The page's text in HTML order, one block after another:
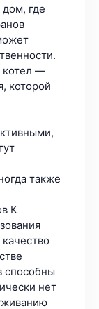
где
котел —
которой
также
К
способны
нет